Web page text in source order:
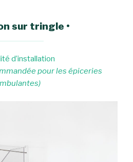
sur tringle •
d’installation
pour les épiceries